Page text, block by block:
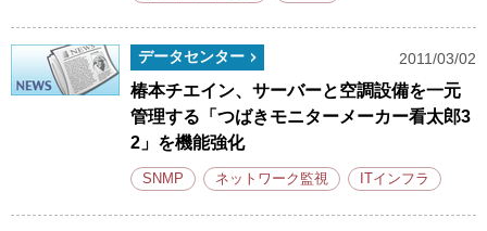
データセンター 2011/03/02
椿本チエイン、サーバーと空調設備を一元
管理する「つばきモニターメーカー看太郎3
2」を機能強化
SNMP ネットワーク監視 ITインフラ